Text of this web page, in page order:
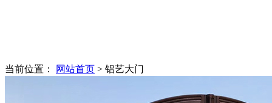
当前位置： 网站首页 > 铝艺大门